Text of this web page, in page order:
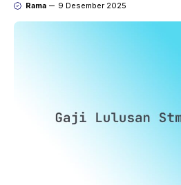
Rama 9 Desember 2025